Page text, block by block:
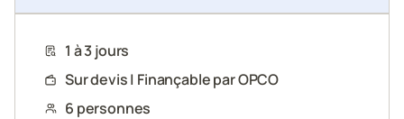
1 à 3 jours
Sur devis | Finançable par OPCO
6 personnes